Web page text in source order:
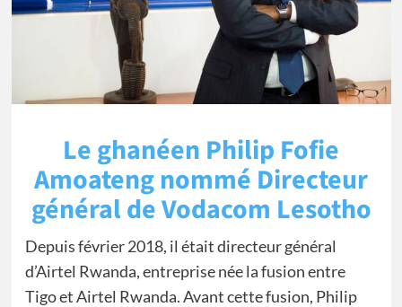
Le ghanéen Philip Fofie
Amoateng nommé Directeur
général de Vodacom Lesotho
Depuis février 2018, il était directeur général
d’Airtel Rwanda, entreprise née la fusion entre
Tigo et Airtel Rwanda. Avant cette fusion, Philip